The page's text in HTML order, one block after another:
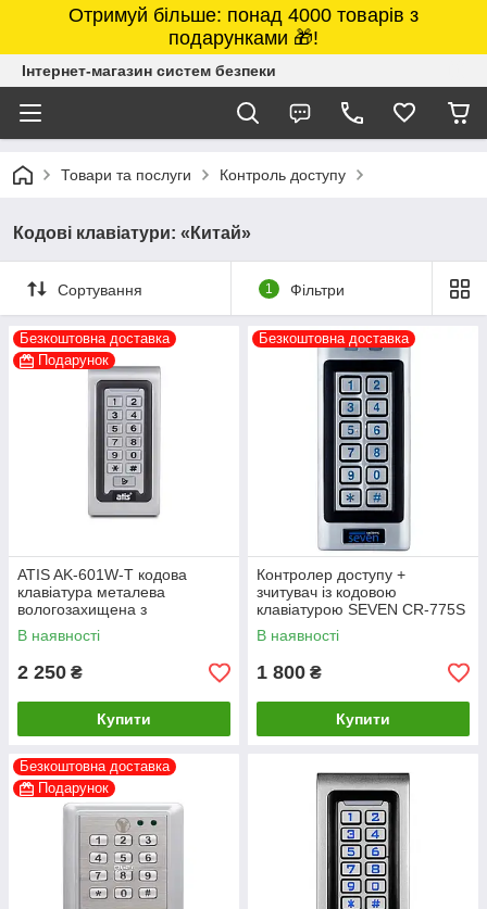
Отримуй більше: понад 4000 товарів з
подарунками 🎁!
Інтернет-магазин систем безпеки
Товари та послуги Контроль доступу
Кодові клавіатури: «Китай»
Сортування 1 Фільтри
Безкоштовна доставка
Подарунок
ATIS AK-601W-T кодова
клавіатура металева
вологозахищена з
підтримкою Tuya Smart
В наявності
2 250 ₴
Купити
Безкоштовна доставка
Контролер доступу +
зчитувач із кодовою
клавіатурою SEVEN CR-775S
EM-Marin
В наявності
1 800 ₴
Купити
Безкоштовна доставка
Подарунок